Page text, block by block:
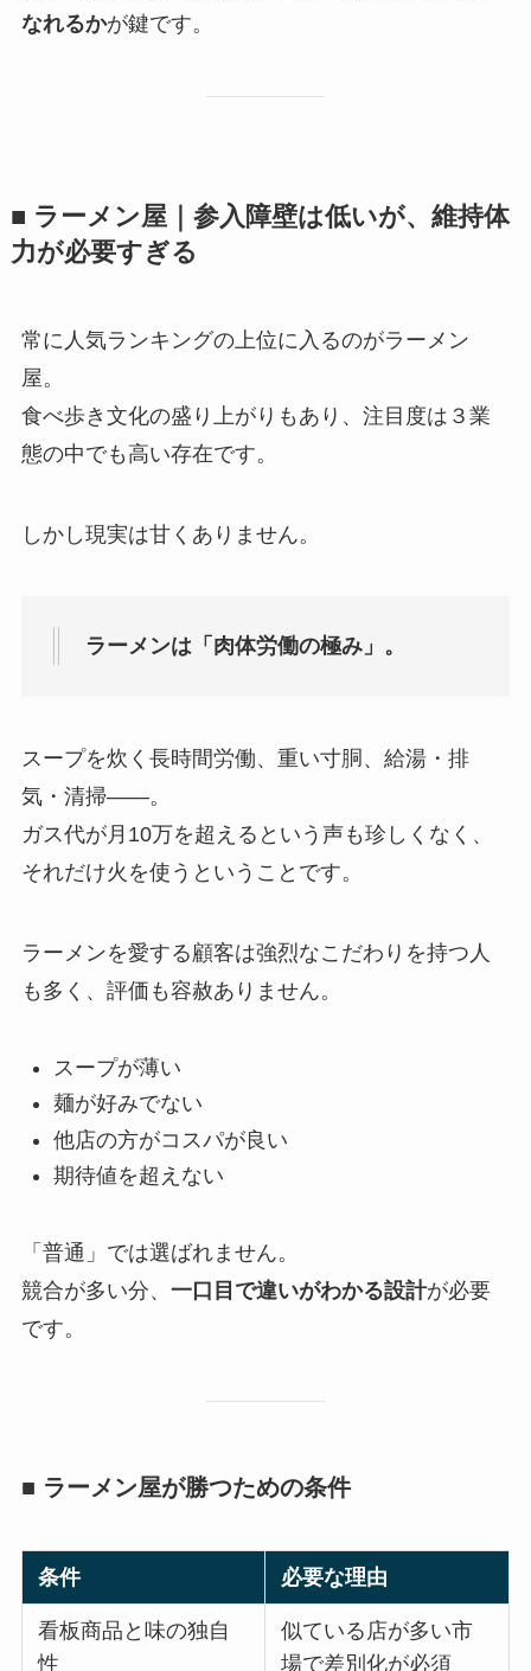
なれるかが鍵です。
■ ラーメン屋｜参入障壁は低いが、維持体
力が必要すぎる
常に人気ランキングの上位に入るのがラーメン
屋。
食べ歩き文化の盛り上がりもあり、注目度は３業
態の中でも高い存在です。
しかし現実は甘くありません。
ラーメンは「肉体労働の極み」。
スープを炊く長時間労働、重い寸胴、給湯・排
気・清掃――。
ガス代が月10万を超えるという声も珍しくなく、
それだけ火を使うということです。
ラーメンを愛する顧客は強烈なこだわりを持つ人
も多く、評価も容赦ありません。
スープが薄い
麺が好みでない
他店の方がコスパが良い
期待値を超えない
「普通」では選ばれません。
競合が多い分、 一口目で違いがわかる設計が必要
です。
■ ラーメン屋が勝つための条件
条件 必要な理由
看板商品と味の独自
性
似ている店が多い市
場で差別化が必須